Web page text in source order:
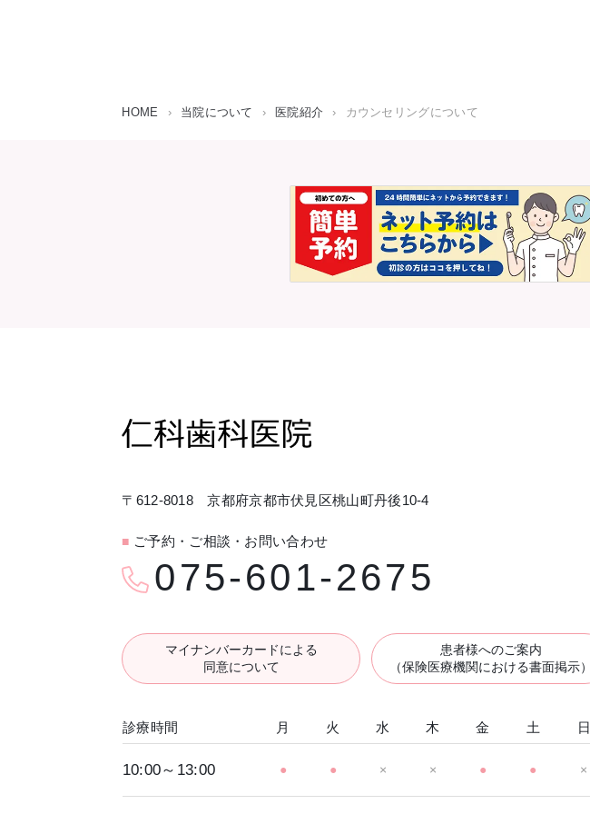
HOME › 当院について › 医院紹介 › カウンセリングについて
〒612-8018 京都府京都市伏見区桃山町丹後10-4
■ ご予約・ご相談・お問い合わせ
075-601-2675
マイナンバーカードによる
同意について
患者様へのご案内
（保険医療機関における書面掲示）
診療時間 月 火 水 木 金 土 日
10:00～13:00 ● ● × × ● ● ×